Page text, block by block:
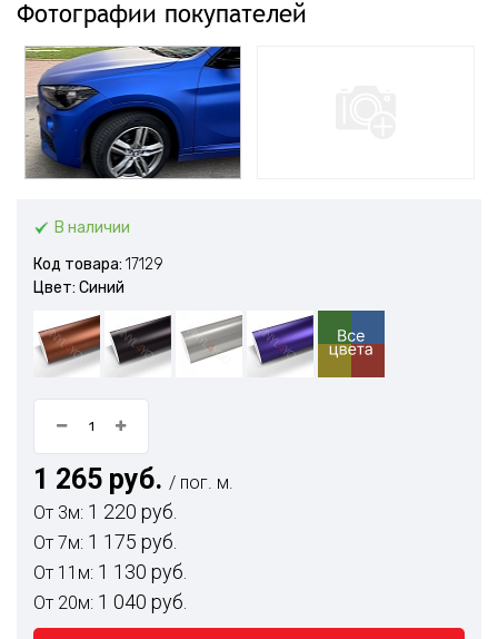
Фотографии покупателей
В наличии
Код товара: 17129
Цвет: Синий
1 265 руб. / пог. м.
От 3м: 1 220 руб.
От 7м: 1 175 руб.
От 11м: 1 130 руб.
От 20м: 1 040 руб.